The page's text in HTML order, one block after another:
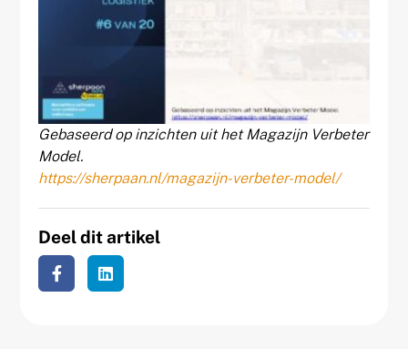
Gebaseerd op inzichten uit het Magazijn Verbeter
Model.
https://sherpaan.nl/magazijn-verbeter-model/
Deel dit artikel